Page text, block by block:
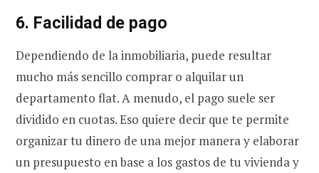
6. Facilidad de pago
Dependiendo de la inmobiliaria, puede resultar
mucho más sencillo comprar o alquilar un
departamento flat. A menudo, el pago suele ser
dividido en cuotas. Eso quiere decir que te permite
organizar tu dinero de una mejor manera y elaborar
un presupuesto en base a los gastos de tu vivienda y